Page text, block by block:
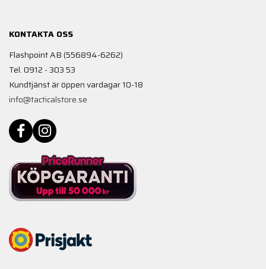
KONTAKTA OSS
Flashpoint AB (556894-6262)
Tel. 0912 - 303 53
Kundtjänst är öppen vardagar 10-18
info@tacticalstore.se